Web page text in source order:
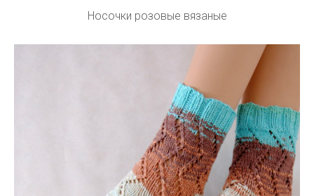
Носочки розовые вязаные